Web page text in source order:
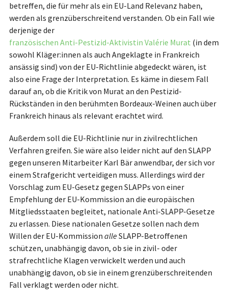
betreffen, die für mehr als ein EU-Land Relevanz haben,
werden als grenzüberschreitend verstanden. Ob ein Fall wie
derjenige der
französischen Anti-Pestizid-Aktivistin Valérie Murat (in dem
sowohl Kläger:innen als auch Angeklagte in Frankreich
ansässig sind) von der EU-Richtlinie abgedeckt wären, ist
also eine Frage der Interpretation. Es käme in diesem Fall
darauf an, ob die Kritik von Murat an den Pestizid-
Rückständen in den berühmten Bordeaux-Weinen auch über
Frankreich hinaus als relevant erachtet wird.
Außerdem soll die EU-Richtlinie nur in zivilrechtlichen
Verfahren greifen. Sie wäre also leider nicht auf den SLAPP
gegen unseren Mitarbeiter Karl Bär anwendbar, der sich vor
einem Strafgericht verteidigen muss. Allerdings wird der
Vorschlag zum EU-Gesetz gegen SLAPPs von einer
Empfehlung der EU-Kommission an die europäischen
Mitgliedsstaaten begleitet, nationale Anti-SLAPP-Gesetze
zu erlassen. Diese nationalen Gesetze sollen nach dem
Willen der EU-Kommission alleSLAPP-Betroffenen
schützen, unabhängig davon, ob sie in zivil- oder
strafrechtliche Klagen verwickelt werden und auch
unabhängig davon, ob sie in einem grenzüberschreitenden
Fall verklagt werden oder nicht.